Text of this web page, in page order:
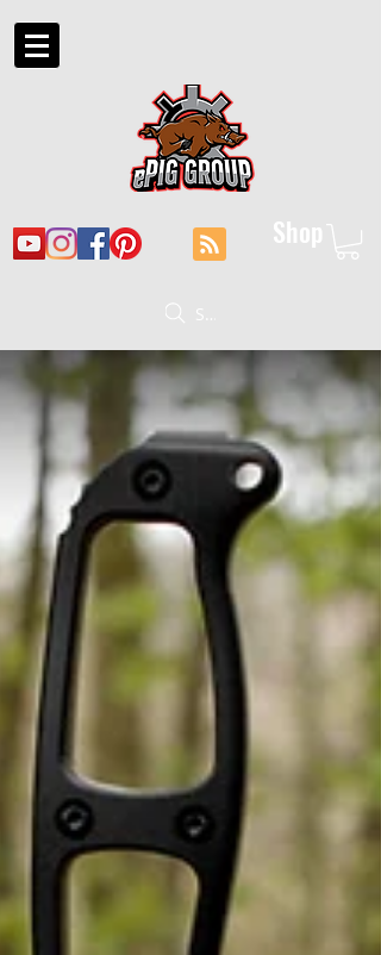
Shop
Suche